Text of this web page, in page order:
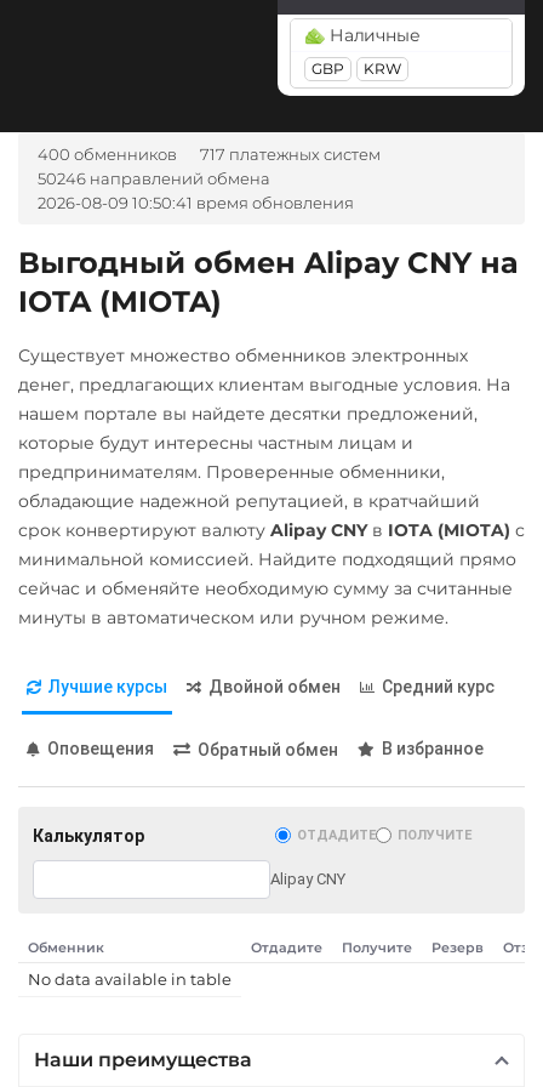
Pol (ex-MATIC)
POL
Qtum
Ravencoin (RVN)
Ripple (XRP)
ERC20
Solana (SOL)
Stellar (XLM)
Sui
Terra (LUNA)
Tether (USDT)
ERC20 TRC20
BEP20
NEAR
Tether Gold (XAUt)
Tezos (XTZ)
Tron (TRX)
TRUMP
USD Coin (USDC)
РНКБ RUB
Россельхоз банк RUB
Русский Стандарт RUB
Сбербанк
RUB
СБП RUB
Счет ИП/ООО
UAH
Тинькофф
RUB
Tron (TRX)
TrueUSD (TUSD)
ERC20
Uniswap (UNI)
Polygon
ARB
OP
BASE
Utopia USD (UUSD)
VeChain (VET)
Zcash (ZEC)
BGN
CZK GEL
NOK
TJS
UZS
RON
А-Банк UAH
Альфа-Банк
RUB
Газпромбанк RUB
Евразийский Банк KZT
ЕРИП Расчет BYN
Карта Unionpay CNY
Карта UZCARD UZS
Карта МИР RUB
Любой банк
THB
TRY BYN
PLN
ОТП Банк
UAH
Наличные
GBP KRW
400 обменников
717 платежных систем
50246 направлений обмена
2026-08-09 10:50:41 время обновления
Выгодный обмен Alipay CNY на
IOTA (MIOTA)
Существует множество обменников электронных
денег, предлагающих клиентам выгодные условия. На
нашем портале вы найдете десятки предложений,
которые будут интересны частным лицам и
предпринимателям. Проверенные обменники,
обладающие надежной репутацией, в кратчайший
срок конвертируют валюту Alipay CNYв IOTA (MIOTA) с
минимальной комиссией. Найдите подходящий прямо
сейчас и обменяйте необходимую сумму за считанные
минуты в автоматическом или ручном режиме.
Лучшие курсы Двойной обмен Средний курс
Оповещения Обратный обмен В избранное
Калькулятор ОТДАДИТЕ ПОЛУЧИТЕ
Alipay CNY
Обменник Отдадите Получите Резерв
No data available in table
Наши преимущества